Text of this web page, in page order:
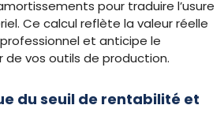
pour traduire l’usure
Ce calcul reflète la valeur réelle
et anticipe le
vos outils de production.
du seuil de rentabilité et